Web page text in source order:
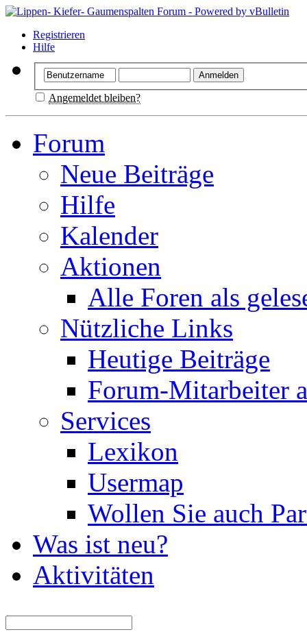
Registrieren
Hilfe
Angemeldet bleiben?
Forum
Neue Beiträge
Hilfe
Kalender
Aktionen
Alle Foren als
Nützliche Links
Heutige Beiträge
Forum-Mitarbeiter
Services
Lexikon
Usermap
Wollen Sie auch
Was ist neu?
Aktivitäten